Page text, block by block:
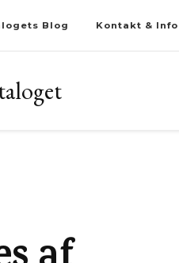
Blog Kontakt & Info